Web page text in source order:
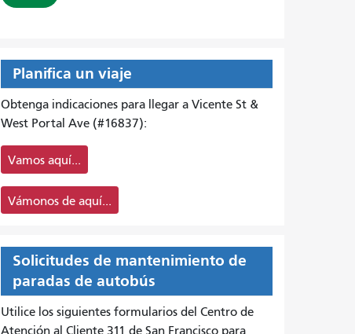
Planifica un viaje
Obtenga indicaciones para llegar a Vicente St &
West Portal Ave (#16837):
Vamos aquí...
Vámonos de aquí...
Solicitudes de mantenimiento de
paradas de autobús
Utilice los siguientes formularios del Centro de
Atención al Cliente 311 de San Francisco para